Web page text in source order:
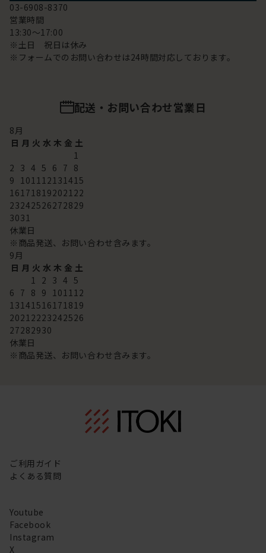
03-6908-8370
営業時間
13:30～17:00
※土日 祝日は休み
※フォームでのお問い合わせは24時間対応しております。
配送・お問い合わせ営業日
8 月
日 月 火 水 木 金 土
1
2 3 4 5 6 7 8
9
10 11 12 13 14 15
16 17 18 192021 22
23242526272829
3031
休業日
※商品発送、お問い合わせ含みます。
9 月
日 月 火 水 木 金 土
1
2 3 4 5
6 7 8 9 10 11 12
13 14 15 16 17 18 19
2021 2223242526
27282930
休業日
※商品発送、お問い合わせ含みます。
ご利用ガイド
よくある質問
Youtube
Facebook
Instagram
X